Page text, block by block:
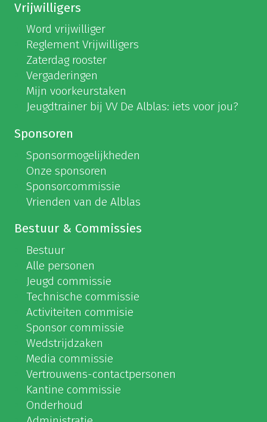
Vrijwilligers
Word vrijwilliger
Reglement Vrijwilligers
Zaterdag rooster
Vergaderingen
Mijn voorkeurstaken
Jeugdtrainer bij VV De Alblas: iets voor jou?
Sponsoren
Sponsormogelijkheden
Onze sponsoren
Sponsorcommissie
Vrienden van de Alblas
Bestuur & Commissies
Bestuur
Alle personen
Jeugd commissie
Technische commissie
Activiteiten commisie
Sponsor commissie
Wedstrijdzaken
Media commissie
Vertrouwens-contactpersonen
Kantine commissie
Onderhoud